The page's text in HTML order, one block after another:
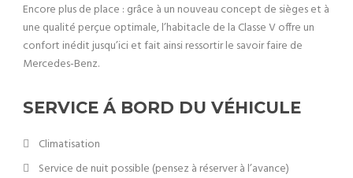
Encore plus de place : grâce à un nouveau concept de sièges et à
une qualité perçue optimale, l’habitacle de la Classe V offre un
confort inédit jusqu’ici et fait ainsi ressortir le savoir faire de
Mercedes-Benz.
SERVICE Á BORD DU VÉHICULE
Climatisation
Service de nuit possible (pensez à réserver à l’avance)